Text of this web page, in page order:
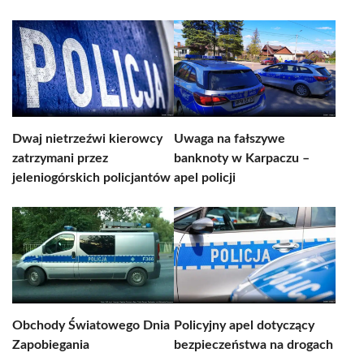
Dwaj nietrzeźwi kierowcy
zatrzymani przez
jeleniogórskich policjantów
Uwaga na fałszywe
banknoty w Karpaczu –
apel policji
Obchody Światowego Dnia
Zapobiegania
Policyjny apel dotyczący
bezpieczeństwa na drogach